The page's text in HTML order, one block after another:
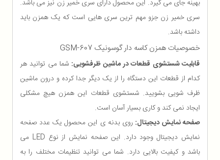
بهینه جای می گیرد. این محصول دارای سری خمیر زن نیز می باشد.
سری خمیر زن جزو مهم ترین سری هایی است که یک همزن باید
داشته باشد.
خصوصیات همزن کاسه دار گوسونیک GSM-607
قابلیت شستشوی قطعات در ماشین ظرفشویی: شما می توانید هر
کدام از قطعات این دستگاه را از یک دیگر جدا کرده و درون ماشین
ظرف شویی بشویید. شستشوی قطعات این همزن هیچ مشکلی
ایجاد نمی کند و کاری بسیار آسان است.
صفحه نمایش دیجیتال: روی بدنه ی این محصول یک عدد صفحه
نمایش دیجیتال وجود دارد. این صفحه نمایش از نوع LED می
باشد و کیفیت بالایی دارد. شما می توانید تنظیمات مختلف را به